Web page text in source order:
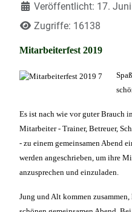
Veröffentlicht: 17.
Zugriffe: 16138
Mitarbeiterfest 2019
Es ist nach wie vor guter Brauch
Mitarbeiter - Trainer, Betreuer,
- zu einem gemeinsamen Abend
werden angeschrieben, um ihre
anzusprechen und einzuladen.
Jung und Alt kommen